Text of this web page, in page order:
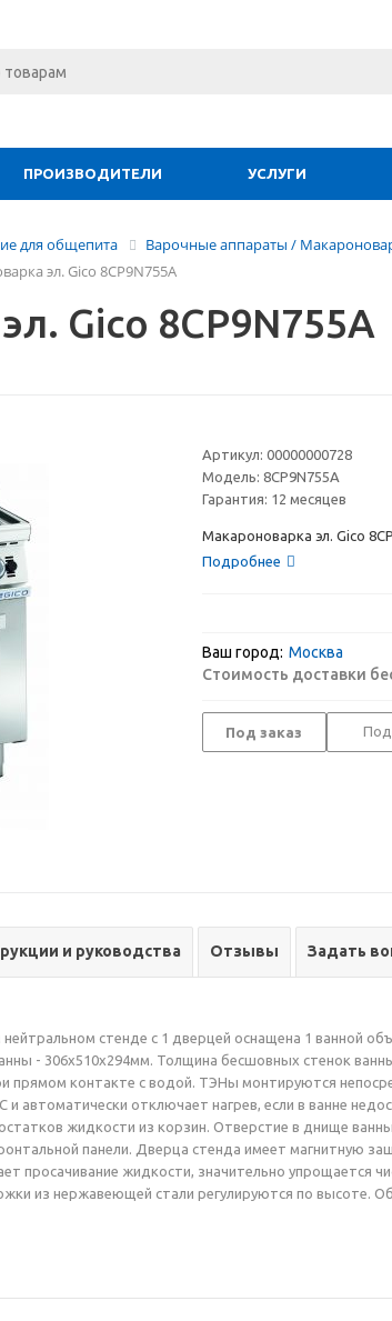
ПРОИЗВОДИТЕЛИ УСЛУГИ
для общепита
Варочные аппараты /
эл. Gico 8СP9N755A
Gico 8СP9N755A
Артикул: 00000000728
Модель: 8CP9N755A
Гарантия: 12 месяцев
Макароноварка эл. Gico
Подробнее
Ваш город: Москва
Стоимость доставки
Под заказ
и руководства Отзывы Задать
стенде с 1 дверцей оснащена 1 ванной
- 306х510х294мм. Толщина бесшовных стенок
контакте с водой. ТЭНы монтируются
и автоматически отключает нагрев, если в ванне
жидкости из корзин. Отверстие в днище
панели. Дверца стенда имеет магнитную
просачивание жидкости, значительно упрощается
из нержавеющей стали регулируются по высоте.